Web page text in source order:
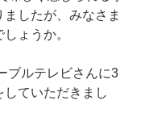
したが、みなさま
ょうか。
ていただきまし